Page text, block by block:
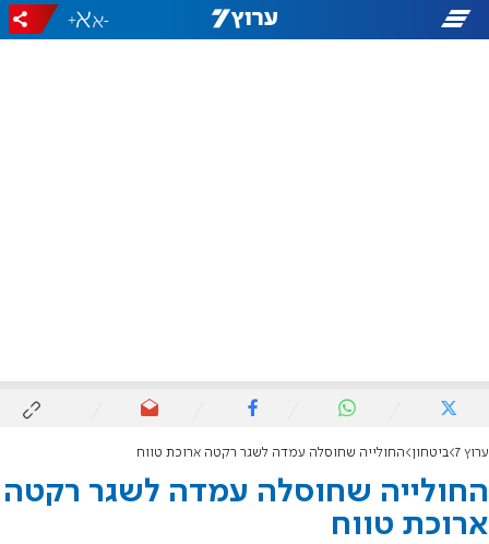
-
+
ערוץ 7 ביטחון החולייה שחוסלה עמדה לשגר רקטה ארוכת טווח
החולייה שחוסלה עמדה לשגר רקטה
ארוכת טווח